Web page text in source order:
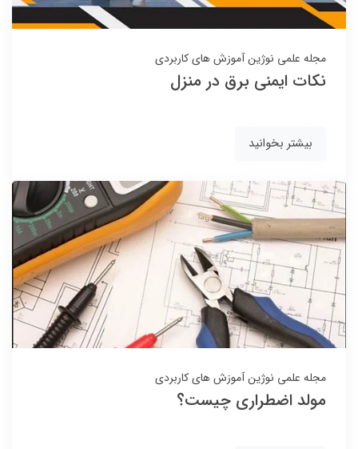
مجله علمی نوژینآموزش های کاربردی
نکات ایمنی برق در منزل
بیشتر بخوانید
مجله علمی نوژینآموزش های کاربردی
مولد اضطراری چیست؟